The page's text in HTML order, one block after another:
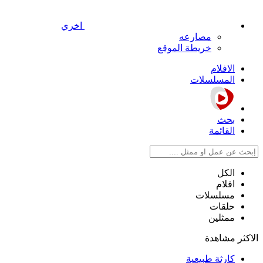
اخري
مصارعه
خريطة الموقع
الافلام
المسلسلات
بحث
القائمة
الكل
افلام
مسلسلات
حلقات
ممثلين
الاكثر مشاهدة
كارثة طبيعية